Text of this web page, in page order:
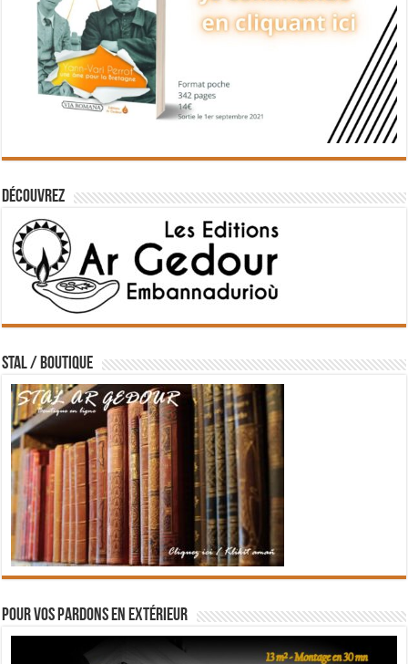
Découvrez
STAL / BOUTIQUE
Pour vos pardons en extérieur